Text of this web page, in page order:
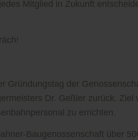
Mitglied in Zukunft
Gründungstag der
Dr. Geßler zurück. Ziel
zu errichten.
Baugenossenschaft über